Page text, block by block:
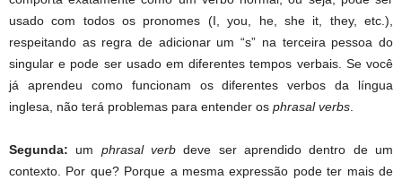
usado com todos os pronomes (I, you, he, she it, they, etc.),
respeitando as regra de adicionar um “s” na terceira pessoa do
singular e pode ser usado em diferentes tempos verbais. Se você
já aprendeu como funcionam os diferentes verbos da língua
inglesa, não terá problemas para entender os phrasal verbs
Segunda: um phrasal verbdeve ser aprendido dentro de um
contexto. Por que? Porque a mesma expressão pode ter mais de